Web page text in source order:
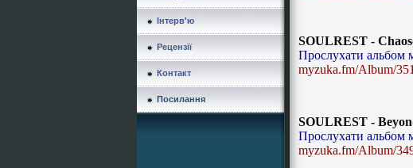
Інтерв'ю
Рецензії
Контакт
Посилання
SOULREST -
Прослухати альбом
myzuka.fm/Album/
SOULREST -
Прослухати альбом
myzuka.fm/Album/